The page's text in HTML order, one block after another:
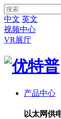
中文 英文
视频中心
VR展厅
产品中心
以太网供